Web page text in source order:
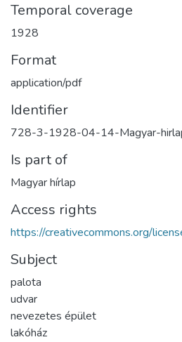
Temporal coverage
1928
Format
application/pdf
Identifier
728-3-1928-04-14-Magyar-
Is part of
Magyar hírlap
Access rights
https://creativecommons.org/
Subject
palota
udvar
nevezetes épület
lakóház